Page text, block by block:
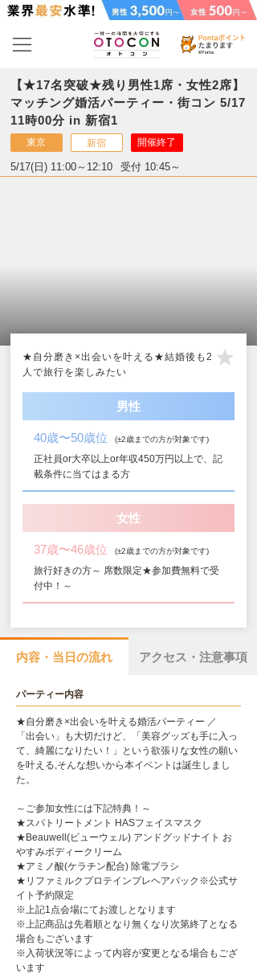
【★17名突破★残り男性1席・女性2席】
マッチング婚活パーティー・街コン 5/17
11時00分 in 新宿1
東京 新宿 開催終了
5/17(日) 11:00～12:10 受付 10:45～
★自分磨き×出会いを叶える★結婚後も2
人で旅行を楽しみたい
男性
40歳〜50歳位 (±2歳までの方が対象です)
正社員or大卒以上or年収450万円以上で、記
載条件に当てはまる方
女性
37歳〜46歳位 (±2歳までの方が対象です)
旅行好きの方～ 席数限定★参加費無料で受
付中！～
内容・当日の流れ アクセス・注意事項
パーティー内容
★自分磨き×出会いを叶える婚活パーティー ／
「出会い」も大切だけど、「美容グッズも手に入っ
て、綺麗になりたい！」という欲張りな女性の願い
を叶える,そんな想いから本イベントは誕生しまし
た。
～ご参加女性には下記特典！～
★スパトリートメント HASフェイスマスク
★Beauwell(ビューウェル) アンドグッドナイト お
やすみボディークリーム
★アミノ酸(ケラチン配合) 除電ブラシ
★リファミルクプロテインプレヘアパック※公式サ
イト予約限定
※上記1点会場にてお渡しとなります
※上記商品は先着順となり無くなり次第終了となる
場合もございます
※入荷状況等によって内容が変更となる場合もござ
います